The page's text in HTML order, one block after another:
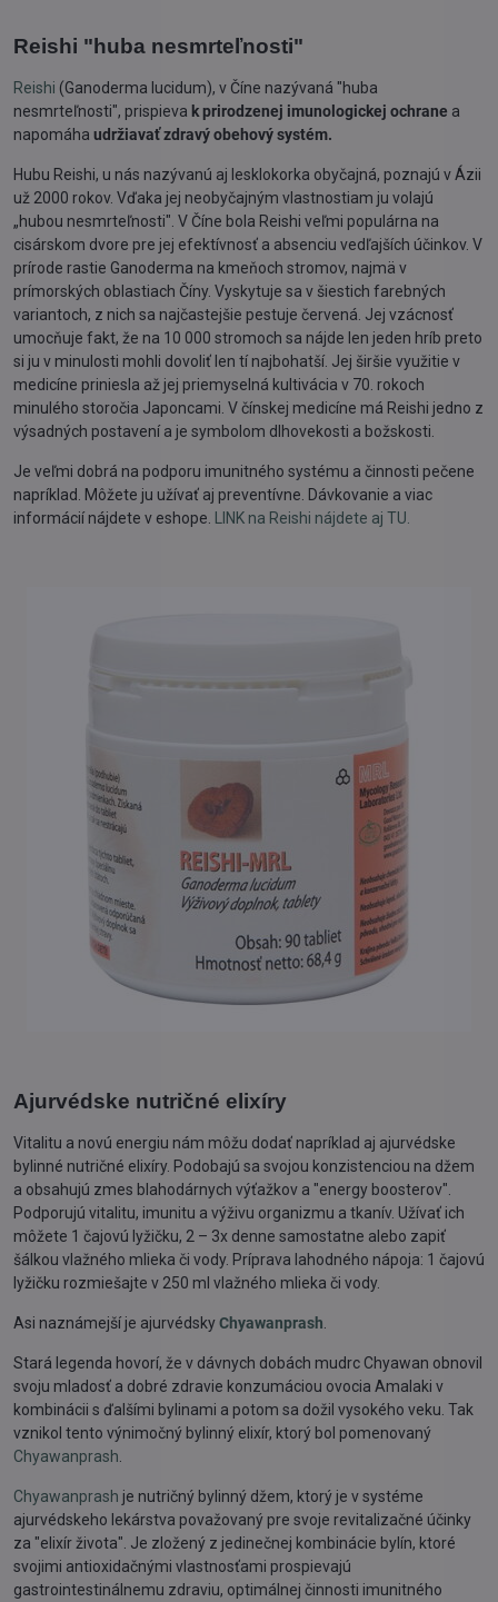
Reishi "huba nesmrteľnosti"
Reishi (Ganoderma lucidum), v Číne nazývaná "huba
nesmrteľnosti", prispieva k prirodzenej imunologickej ochrane a
napomáha udržiavať zdravý obehový systém.
Hubu Reishi, u nás nazývanú aj lesklokorka obyčajná, poznajú v Ázii
už 2000 rokov. Vďaka jej neobyčajným vlastnostiam ju volajú
„hubou nesmrteľnosti". V Číne bola Reishi veľmi populárna na
cisárskom dvore pre jej efektívnosť a absenciu vedľajších účinkov. V
prírode rastie Ganoderma na kmeňoch stromov, najmä v
prímorských oblastiach Číny. Vyskytuje sa v šiestich farebných
variantoch, z nich sa najčastejšie pestuje červená. Jej vzácnosť
umocňuje fakt, že na 10 000 stromoch sa nájde len jeden hríb preto
si ju v minulosti mohli dovoliť len tí najbohatší. Jej širšie využitie v
medicíne priniesla až jej priemyselná kultivácia v 70. rokoch
minulého storočia Japoncami. V čínskej medicíne má Reishi jedno z
výsadných postavení a je symbolom dlhovekosti a božskosti.
Je veľmi dobrá na podporu imunitného systému a činnosti pečene
napríklad. Môžete ju užívať aj preventívne. Dávkovanie a viac
informácií nájdete v eshope.
LINK na Reishi nájdete aj TU.
Ajurvédske nutričné elixíry
Vitalitu a novú energiu nám môžu dodať napríklad aj ajurvédske
bylinné nutričné elixíry. Podobajú sa svojou konzistenciou na džem
a obsahujú zmes blahodárnych výťažkov a "energy boosterov".
Podporujú vitalitu, imunitu a výživu organizmu a tkanív. Užívať ich
môžete 1 čajovú lyžičku, 2 – 3x denne samostatne alebo zapiť
šálkou vlažného mlieka či vody. Príprava lahodného nápoja: 1 čajovú
lyžičku rozmiešajte v 250 ml vlažného mlieka či vody.
Asi naznámejší je ajurvédskyChyawanprash
Stará legenda hovorí, že v dávnych dobách mudrc Chyawan obnovil
svoju mladosť a dobré zdravie konzumáciou ovocia Amalaki v
kombinácii s ďalšími bylinami a potom sa dožil vysokého veku. Tak
vznikol tento výnimočný bylinný elixír, ktorý bol pomenovaný
Chyawanprash
Chyawanprash je nutričný bylinný džem, ktorý je v systéme
ajurvédskeho lekárstva považovaný pre svoje revitalizačné účinky
za "elixír života". Je zložený z jedinečnej kombinácie bylín, ktoré
svojimi antioxidačnými vlastnosťami prospievajú
gastrointestinálnemu zdraviu, optimálnej činnosti imunitného